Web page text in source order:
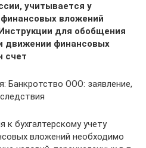
учитывается у
вложений
для обобщения
движении финансовых
счет
Банкротство ООО: заявление,
к бухгалтерскому учету
вложений необходимо